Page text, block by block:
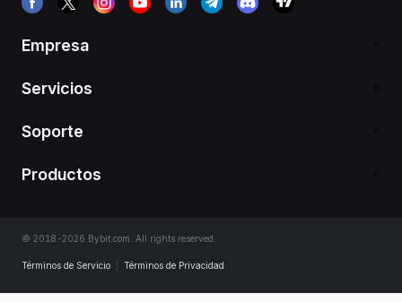
Empresa
Servicios
Soporte
Productos
© 2018-2026 Bybit.com. All rights reserved.
Términos de Servicio Términos de Privacidad